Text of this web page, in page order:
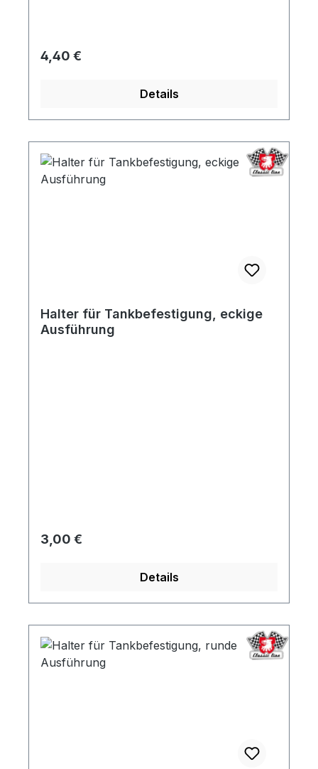
Regulärer Preis:
4,40 €
Details
Halter für Tankbefestigung, eckige
Ausführung
Regulärer Preis:
3,00 €
Details